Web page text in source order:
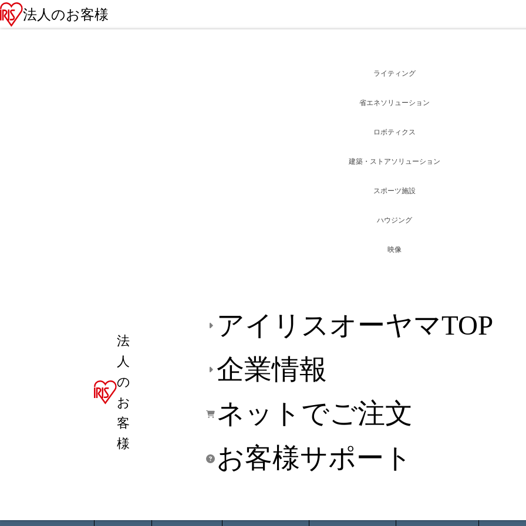
法人のお客様
法
人
の
お
客
様
アイリスオーヤマTOP
企業情報
ネットでご注文
お客様サポート
ライティング
省エネソリューション
ロボティクス
建築・ストアソリューション
スポーツ施設
ハウジング
映像